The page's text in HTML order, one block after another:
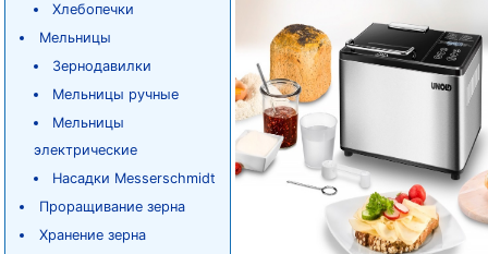
Хлебопечки
Мельницы
Зернодавилки
Мельницы ручные
Мельницы
электрические
Насадки Messerschmidt
Проращивание зерна
Хранение зерна